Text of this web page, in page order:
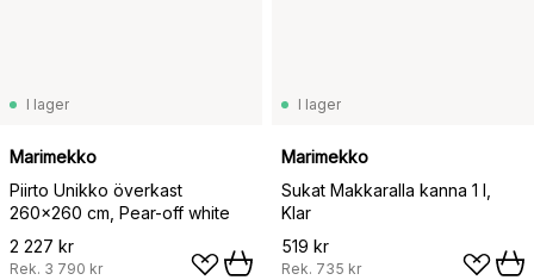
I lager
Marimekko
Piirto Unikko överkast
260x260 cm, Pear-off white
2 227 kr
Rek. 3 790 kr
I lager
Marimekko
Sukat Makkaralla kanna 1 l,
Klar
519 kr
Rek. 735 kr